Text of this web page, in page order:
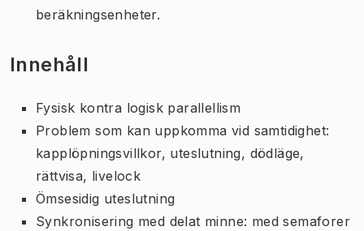
beräkningsenheter.
Innehåll
Fysisk kontra logisk parallellism
Problem som kan uppkomma vid samtidighet:
kapplöpningsvillkor, uteslutning, dödläge,
rättvisa, livelock
Ömsesidig uteslutning
Synkronisering med delat minne: med semaforer